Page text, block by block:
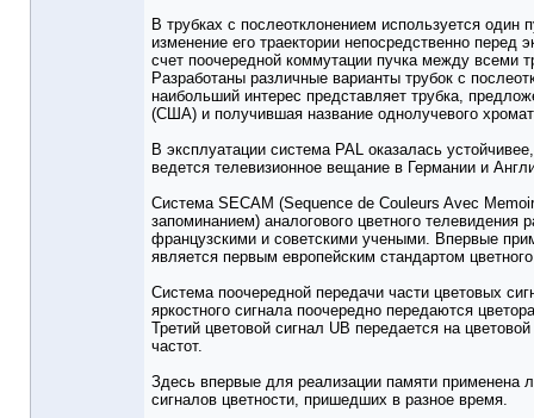
В трубках с послеотклонением используется один
изменение его траектории непосредственно перед
счет поочередной коммутации пучка между всеми
Разработаны различные варианты трубок с
наибольший интерес представляет трубка,
(США) и получившая название однолучевого
В эксплуатации система PAL оказалась
ведется телевизионное вещание в Германии и
Система SECAM (Sequence de Couleurs Avec
запоминанием) аналогового цветного телевидения
французскими и советскими учеными. Впервые
является первым европейским стандартом
Система поочередной передачи части цветовых
яркостного сигнала поочередно передаются
Третий цветовой сигнал UB передается на
частот.
Здесь впервые для реализации памяти применена
сигналов цветности, пришедших в разное время.